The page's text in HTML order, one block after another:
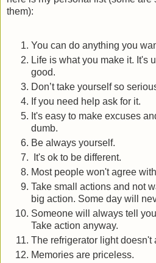
them):
You can do anything you
Life is what you make it. It's
good.
Don’t take yourself so
If you need help ask for it.
It's easy to make excuses
dumb.
Be always yourself.
It's ok to be different.
Most people won't agree
Take small actions and not
big action. Some day will
Someone will always tell
Take action anyway.
The refrigerator light doesn't
Memories are priceless.